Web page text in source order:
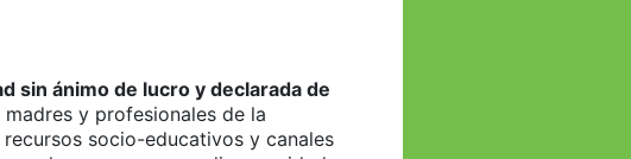
sin ánimo de lucro y declarada de
y profesionales de la
socio-educativos y canales